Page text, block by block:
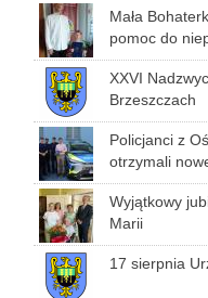
Mała
pomoc do
XXVI
Brzeszczach
Policjanci z
otrzymali
Wyjątkowy
Marii
17 sierpnia